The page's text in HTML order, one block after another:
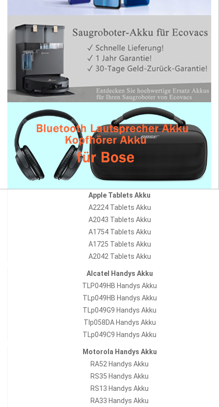
Apple Tablets Akku
A2224 Tablets Akku
A2043 Tablets Akku
A1754 Tablets Akku
A1725 Tablets Akku
A2042 Tablets Akku
Alcatel Handys Akku
TLP049HB Handys Akku
TLp049HB Handys Akku
TLp049G9 Handys Akku
Tlp058DA Handys Akku
TLp049C9 Handys Akku
Motorola Handys Akku
RA52 Handys Akku
RS35 Handys Akku
RS13 Handys Akku
RA33 Handys Akku